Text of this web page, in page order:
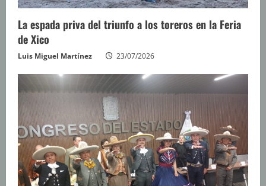
La espada priva del triunfo a los toreros en la Feria
de Xico
Luis Miguel Martínez 23/07/2026